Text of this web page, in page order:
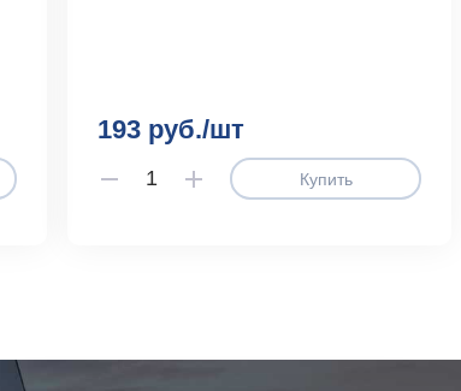
193 руб./шт
Купить